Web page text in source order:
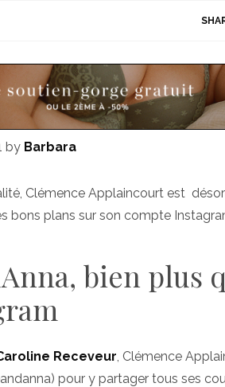
by Barbara
Clémence Applaincourt est
bons plans sur son compte
bien plus
Receveur , Clémence
pour y partager tous ses